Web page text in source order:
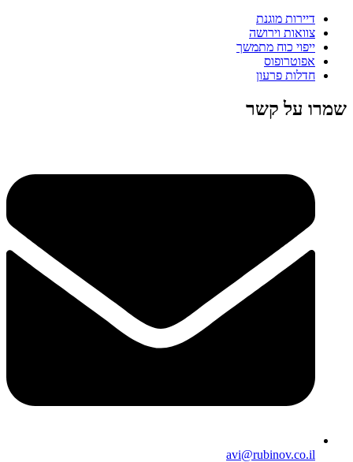
דיירות מוגנת
צוואות וירושה
ייפוי כוח מתמשך
אפוטרופוס
חדלות פרעון
שמרו על קשר
avi@rubinov.co.il